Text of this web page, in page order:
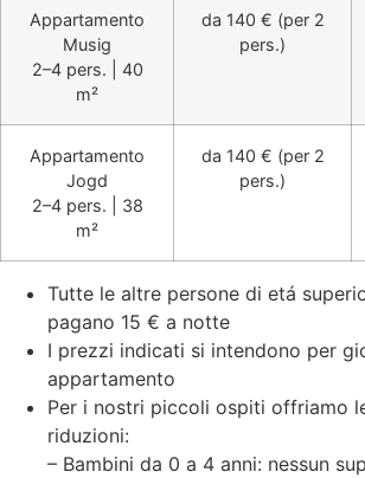
Appartamento
Musig
2–4 pers. | 40
m²
da 140 € (per 2
pers.)
Appartamento
Jogd
2–4 pers. | 38
m²
da 140 € (per 2
pers.)
Tutte le altre persone di etá
pagano 15 € a notte
I prezzi indicati si intendono per
appartamento
Per i nostri piccoli ospiti offriamo
riduzioni:
– Bambini da 0 a 4 anni: nessun